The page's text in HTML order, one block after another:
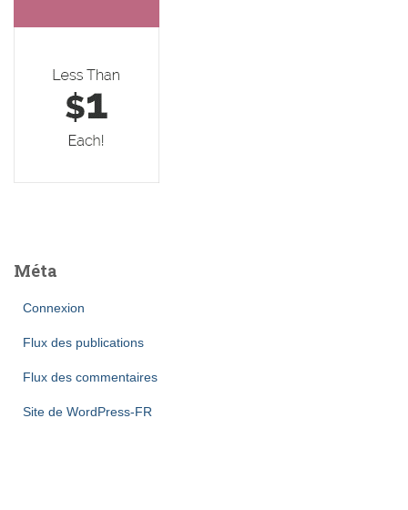
Méta
Connexion
Flux des publications
Flux des commentaires
Site de WordPress-FR